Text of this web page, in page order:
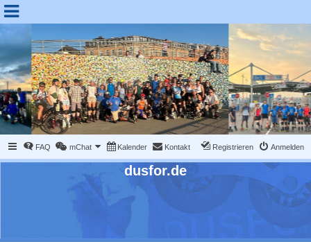
FAQ mChat Kalender Kontakt Anmelden
Registrieren
dusfor.de